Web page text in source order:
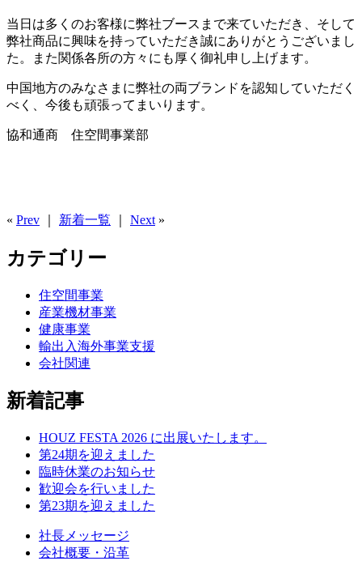
当日は多くのお客様に弊社ブースまで来ていただき、そして
弊社商品に興味を持っていただき誠にありがとうございまし
た。また関係各所の方々にも厚く御礼申し上げます。
中国地方のみなさまに弊社の両ブランドを認知していただく
べく、今後も頑張ってまいります。
協和通商 住空間事業部
« Prev 新着一覧 Next »
カテゴリー
住空間事業
産業機材事業
健康事業
輸出入海外事業支援
会社関連
新着記事
HOUZ FESTA 2026 に出展いたします。
第24期を迎えました
臨時休業のお知らせ
歓迎会を行いました
第23期を迎えました
社長メッセージ
会社概要・沿革